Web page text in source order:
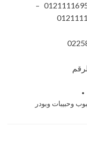
موبايل: 01211116954 – – 01211116956 –
وحبيبات وبودر